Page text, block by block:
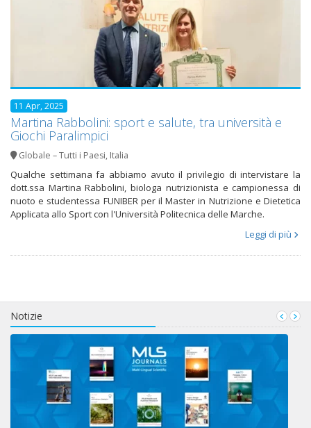
11 Apr, 2025
Martina Rabbolini: sport e salute, tra università e
Giochi Paralimpici
Globale – Tutti i Paesi, Italia
Qualche settimana fa abbiamo avuto il privilegio di intervistare la
dott.ssa Martina Rabbolini, biologa nutrizionista e campionessa di
nuoto e studentessa FUNIBER per il Master in Nutrizione e Dietetica
Applicata allo Sport con l'Università Politecnica delle Marche.
Leggi di più
Notizie